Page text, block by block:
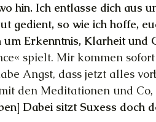
hin. Ich entlasse dich aus
gedient, so wie ich hoffe,
um Erkenntnis, Klarheit und
spielt. Mir kommen
Angst, dass jetzt alles
den Meditationen und
Dabei sitzt Suxess doch